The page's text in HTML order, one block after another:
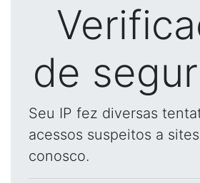
de
Seu IP fez diversas
acessos suspeitos a
conosco.